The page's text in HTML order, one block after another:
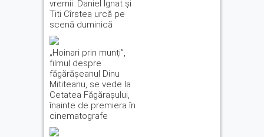
vremii. Daniel Ignat și
Titi Cîrstea urcă pe
scenă duminică
„Hoinari prin munți”,
filmul despre
făgărășeanul Dinu
Mititeanu, se vede la
Cetatea Făgărașului,
înainte de premiera în
cinematografe